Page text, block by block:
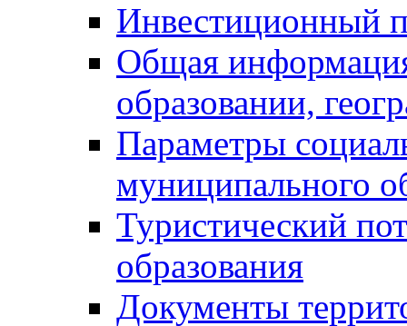
Инвестиционный
Общая
образовании,
Параметры
муниципального
Туристический
образования
Документы